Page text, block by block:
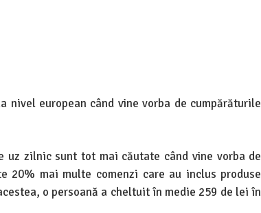
european când vine vorba de cumpărăturile
uz zilnic sunt tot mai căutate când vine vorba de
20% mai multe comenzi care au inclus produse
o persoană a cheltuit în medie 259 de lei în